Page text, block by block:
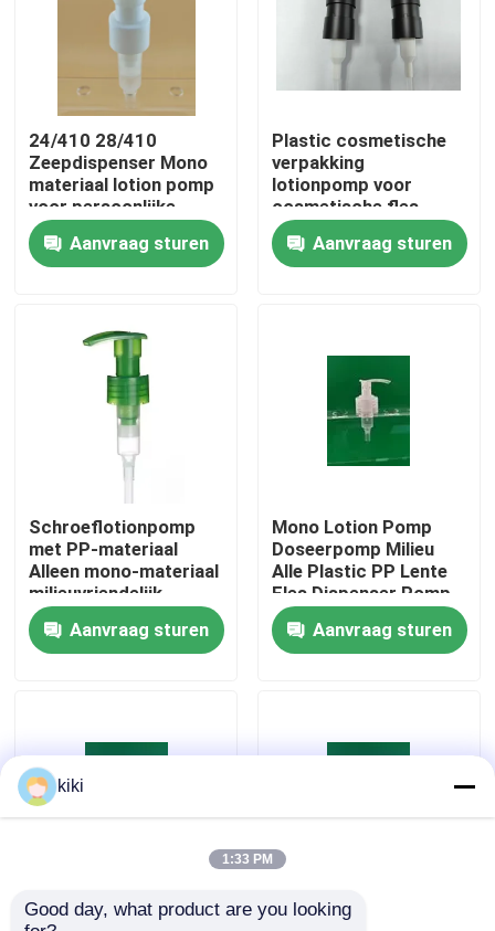
Thuis
Over ons
24/410 28/410
Zeepdispenser Mono
materiaal lotion pomp
voor persoonlijke
verzorging
Aanvraag sturen
Plastic cosmetische
verpakking
lotionpomp voor
cosmetische fles
Aanvraag sturen
Schroeflotionpomp
met PP-materiaal
Alleen mono-materiaal
milieuvriendelijk
Aanvraag sturen
Mono Lotion Pomp
Doseerpomp Milieu
Alle Plastic PP Lente
Fles Dispenser Pomp
Aanvraag sturen
24/410 28/410 Op
Eco-vriendelijk 28/410
kiki
1:33 PM
Good day, what product are you looking